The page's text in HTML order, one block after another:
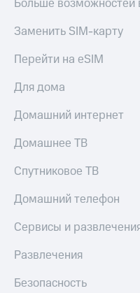
Платежи
и
переводы
номер
автоплатежа
Пополнить
другого
Оплата
интернета
ТВ
покупке
МТС
Больше
Заменить SIM-карту
Перейти на eSIM
Для дома
Домашний интернет
Домашнее ТВ
Спутниковое ТВ
Домашний телефон
Сервисы и
Развлечения
Безопасность